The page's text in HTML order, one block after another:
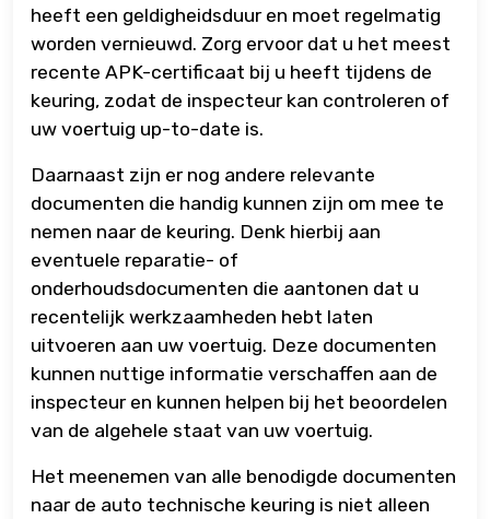
heeft een geldigheidsduur en moet regelmatig
worden vernieuwd. Zorg ervoor dat u het meest
recente APK-certificaat bij u heeft tijdens de
keuring, zodat de inspecteur kan controleren of
uw voertuig up-to-date is.
Daarnaast zijn er nog andere relevante
documenten die handig kunnen zijn om mee te
nemen naar de keuring. Denk hierbij aan
eventuele reparatie- of
onderhoudsdocumenten die aantonen dat u
recentelijk werkzaamheden hebt laten
uitvoeren aan uw voertuig. Deze documenten
kunnen nuttige informatie verschaffen aan de
inspecteur en kunnen helpen bij het beoordelen
van de algehele staat van uw voertuig.
Het meenemen van alle benodigde documenten
naar de auto technische keuring is niet alleen